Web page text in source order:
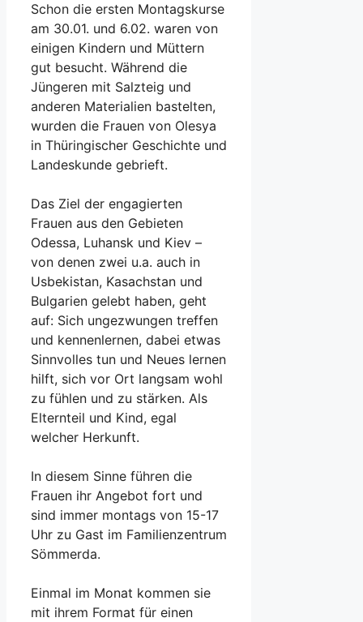
Schon die ersten Montagskurse
am 30.01. und 6.02. waren von
einigen Kindern und Müttern
gut besucht. Während die
Jüngeren mit Salzteig und
anderen Materialien bastelten,
wurden die Frauen von Olesya
in Thüringischer Geschichte und
Landeskunde gebrieft.
Das Ziel der engagierten
Frauen aus den Gebieten
Odessa, Luhansk und Kiev –
von denen zwei u.a. auch in
Usbekistan, Kasachstan und
Bulgarien gelebt haben, geht
auf: Sich ungezwungen treffen
und kennenlernen, dabei etwas
Sinnvolles tun und Neues lernen
hilft, sich vor Ort langsam wohl
zu fühlen und zu stärken. Als
Elternteil und Kind, egal
welcher Herkunft.
In diesem Sinne führen die
Frauen ihr Angebot fort und
sind immer montags von 15-17
Uhr zu Gast im Familienzentrum
Sömmerda.
Einmal im Monat kommen sie
mit ihrem Format für einen